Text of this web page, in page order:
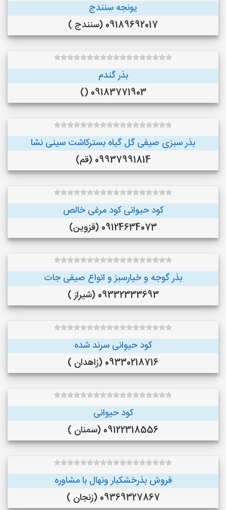
یونجه سنندج
09189692017 (سنندج )
بذر گندم
09183771903 ()
بذر سبزی صیفی گل گیاه بسترکاشت سینی نشا
09937991814 (قم)
کود حیوانی کود مرغی خالص
09124634073 (قزوین)
بذر گوجه و خیارسبز و انواع صیفی جات
09332333693 (شیراز )
کود حیوانی سرند شده
09330218716 (زاهدان )
کود حیوانی
09122318556 (سمنان )
فروش بذرخشکبار ونهال با مشاوره
09369327867 (زنجان )